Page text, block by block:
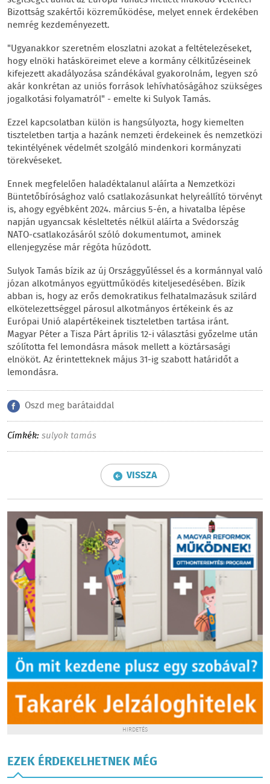
Bizottság szakértői közreműködése, melyet ennek érdekében
nemrég kezdeményezett.
"Ugyanakkor szeretném eloszlatni azokat a feltételezéseket,
hogy elnöki hatásköreimet eleve a kormány célkitűzéseinek
kifejezett akadályozása szándékával gyakorolnám, legyen szó
akár konkrétan az uniós források lehívhatóságához szükséges
jogalkotási folyamatról" - emelte ki Sulyok Tamás.
Ezzel kapcsolatban külön is hangsúlyozta, hogy kiemelten
tiszteletben tartja a hazánk nemzeti érdekeinek és nemzetközi
tekintélyének védelmét szolgáló mindenkori kormányzati
törekvéseket.
Ennek megfelelően haladéktalanul aláírta a Nemzetközi
Büntetőbírósághoz való csatlakozásunkat helyreállító törvényt
is, ahogy egyébként 2024. március 5-én, a hivatalba lépése
napján ugyancsak késleltetés nélkül aláírta a Svédország
NATO-csatlakozásáról szóló dokumentumot, aminek
ellenjegyzése már régóta húzódott.
Sulyok Tamás bízik az új Országgyűléssel és a kormánnyal való
józan alkotmányos együttműködés kiteljesedésében. Bízik
abban is, hogy az erős demokratikus felhatalmazásuk szilárd
elkötelezettséggel párosul alkotmányos értékeink és az
Európai Unió alapértékeinek tiszteletben tartása iránt.
Magyar Péter a Tisza Párt április 12-i választási győzelme után
szólította fel lemondásra mások mellett a köztársasági
elnököt. Az érintetteknek május 31-ig szabott határidőt a
lemondásra.
Oszd meg barátaiddal
Címkék: sulyok tamás
VISSZA
HIRDETÉS
EZEK ÉRDEKELHETNEK MÉG